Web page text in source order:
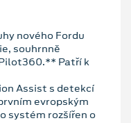
nového Fordu
souhrnně
Patří k
Assist s detekcí
evropským
systém rozšířen o